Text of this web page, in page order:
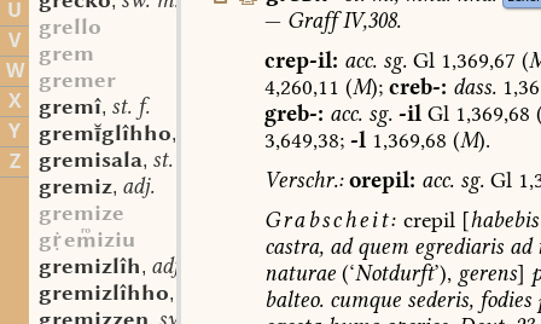
U
V
W
X
Y
Z
grello
grem
gremer
gremî, st. f.
gremglîhho,
gremisala, st. f.
gremiz, adj.
gremize
geiziu
gremizlîh, adj.
gremizlîhho,
,
— GraffIV,308.
crep-il: acc.sg.Gl1,369,67 (
4,260,11 (M); creb-: dass.
greb-: acc.sg. -ilGl1,369,68
3,649,38; -l1,369,68 (M).
Verschr.: orepil: acc.sg.Gl
Grabscheit: crepil [habebis
castra,ad quemegrediarisad
naturae(‘Notdurft’), gerens]
balteo.cumquesederis,fodies